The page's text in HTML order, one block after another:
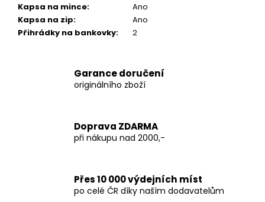
Kapsa na mince:
Ano
Kapsa na zip:
Ano
Přihrádky na bankovky: 2
Garance doručení
originálního zboží
Doprava ZDARMA
při nákupu nad 2000,-
Přes 10 000 výdejních míst
po celé ČR díky naším dodavatelům